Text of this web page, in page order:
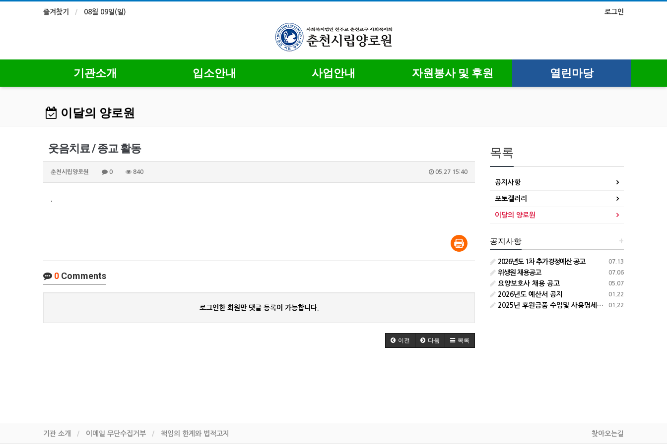
즐겨찾기 08월 09일(일) 로그인
기관소개 입소안내 사업안내 자원봉사 및 후원 열린마당
이달의 양로원
웃음치료 / 종교 활동
춘천시립양로원 0 840 05.27 15:40
0 Comments
로그인한 회원만 댓글 등록이 가능합니다.
이전 다음 목록
목록
공지사항
포토갤러리
이달의 양로원
+
공지사항
07.13
2026년도 1차 추가경정예산 공고
07.06
위생원 채용공고
05.07
요양보호사 채용 공고
01.22
2026년도 예산서 공지
01.22
2025년 후원금품 수입및 사용명세서 공지
기관 소개 이메일 무단수집거부 책임의 한계와 법적고지 찾아오는길